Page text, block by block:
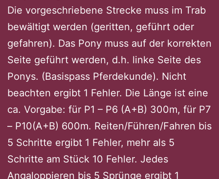
Die vorgeschriebene Strecke muss im Trab
bewältigt werden (geritten, geführt oder
gefahren). Das Pony muss auf der korrekten
Seite geführt werden, d.h. linke Seite des
Ponys. (Basispass Pferdekunde). Nicht
beachten ergibt 1 Fehler. Die Länge ist eine
ca. Vorgabe: für P1 – P6 (A+B) 300m, für P7
– P10(A+B) 600m. Reiten/Führen/Fahren bis
5 Schritte ergibt 1 Fehler, mehr als 5
Schritte am Stück 10 Fehler. Jedes
Angaloppieren bis 5 Sprünge ergibt 1